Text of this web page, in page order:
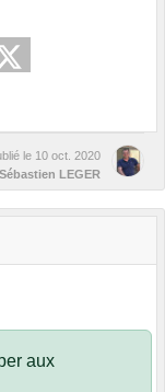
le 10 oct. 2020
Sébastien LEGER
aux